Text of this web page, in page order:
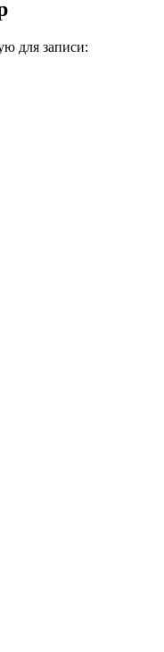
для записи: